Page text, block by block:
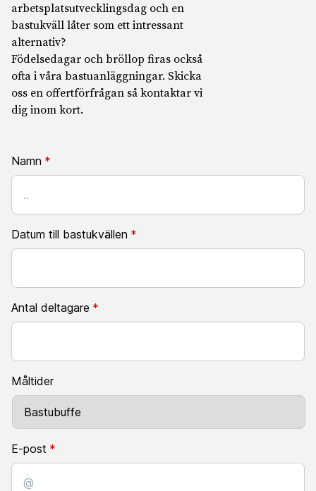
arbetsplatsutvecklingsdag och en
bastukväll låter som ett intressant
alternativ?
Födelsedagar och bröllop firas också
ofta i våra bastuanläggningar. Skicka
oss en offertförfrågan så kontaktar vi
dig inom kort.
Namn *
Datum till bastukvällen *
DD
punkt
punkt
ÅÅÅÅ
Antal deltagare *
Måltider
E-post *